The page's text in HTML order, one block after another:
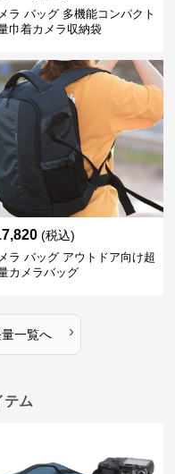
ラ バッグ 多機能コンパクト
巾着カメラ収納袋
(税込)
ラ バッグ アウトドア向け超
カメラバッグ
一覧へ ›
テム